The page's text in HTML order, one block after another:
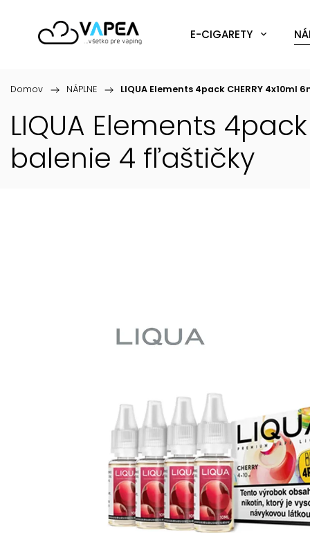
E-CIGARETY
Domov / NÁPLNE / LIQUA Elements 4pack CHERRY 4x10ml
LIQUA Elements
balenie 4 fľaštičky